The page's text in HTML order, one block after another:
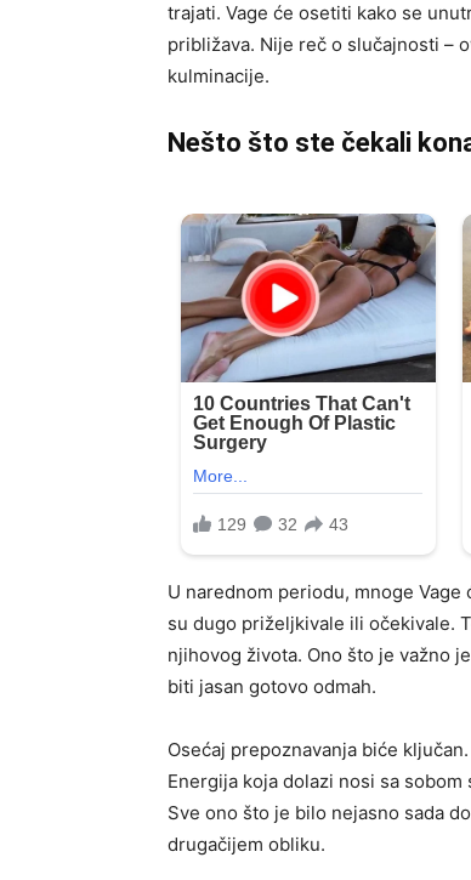
trajati. Vage će osetiti kako se
približava. Nije reč o slučajnosti –
kulminacije.
Nešto što ste čekali
U narednom periodu, mnoge
su dugo priželjkivale ili očekivale.
njihovog života. Ono što je važno
biti jasan gotovo odmah.
Osećaj prepoznavanja biće
Energija koja dolazi nosi sa
Sve ono što je bilo nejasno sada
drugačijem obliku.